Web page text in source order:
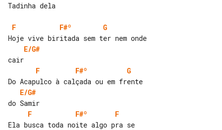
Tadinha dela
F F#º
G
E/G#
F
F#º
G
E/G#
F
F#º
F